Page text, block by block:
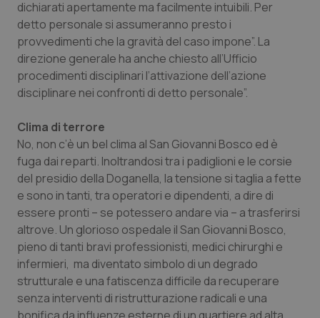
dichiarati apertamente ma facilmente intuibili. Per
detto personale si assumeranno presto i
provvedimenti che la gravità del caso impone”. La
direzione generale ha anche chiesto all’Ufficio
procedimenti disciplinari l’attivazione dell’azione
disciplinare nei confronti di detto personale”.
Clima di terrore
No, non c’è un bel clima al San Giovanni Bosco ed è
fuga dai reparti. Inoltrandosi tra i padiglioni e le corsie
del presidio della Doganella, la tensione si taglia a fette
e sono in tanti, tra operatori e dipendenti, a dire di
essere pronti – se potessero andare via – a trasferirsi
altrove. Un glorioso ospedale il San Giovanni Bosco,
pieno di tanti bravi professionisti, medici chirurghi e
infermieri, ma diventato simbolo di un degrado
strutturale e una fatiscenza difficile da recuperare
senza interventi di ristrutturazione radicali e una